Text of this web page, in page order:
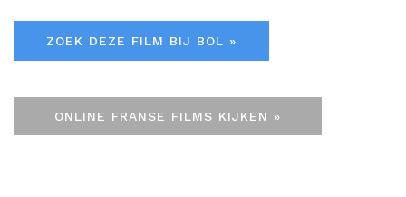
ZOEK DEZE FILM BIJ BOL »
ONLINE FRANSE FILMS KIJKEN »